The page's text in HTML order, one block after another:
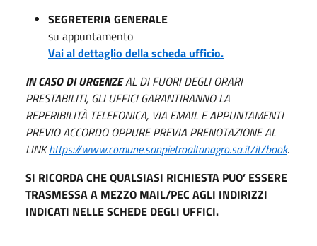
SEGRETERIA GENERALE
su appuntamento
Vai al dettaglio della scheda ufficio.
IN CASO DI URGENZEAL DI FUORI DEGLI ORARI
PRESTABILITI, GLI UFFICI GARANTIRANNO LA
REPERIBILITÀ TELEFONICA, VIA EMAIL E APPUNTAMENTI
PREVIO ACCORDO OPPURE PREVIA PRENOTAZIONE AL
LINKhttps://www.comune.sanpietroaltanagro.sa.it/it/book.
SI RICORDA CHE QUALSIASI RICHIESTA PUO’ ESSERE
TRASMESSA A MEZZO MAIL/PEC AGLI INDIRIZZI
INDICATI NELLE SCHEDE DEGLI UFFICI.